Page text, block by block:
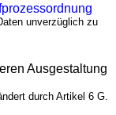
unverzüglich zu
Ausgestaltung
durch Artikel 6 G.